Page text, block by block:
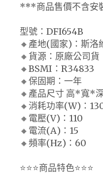
***商品售價不含
型號：DFI654B
🔸產地(國家)：斯洛
🔸貨源：原廠公司貨
🔸BSMI：R34833
🔸保固期：一年
🔸產品尺寸 高*寬*
🔸消耗功率(W)：
🔸電壓(V)：110
🔸電流(A)：15
🔸頻率(Hz)：60
⭐⭐⭐商品特色⭐⭐⭐